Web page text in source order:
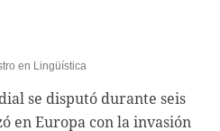
en Lingüística
se disputó durante seis
en Europa con la invasión